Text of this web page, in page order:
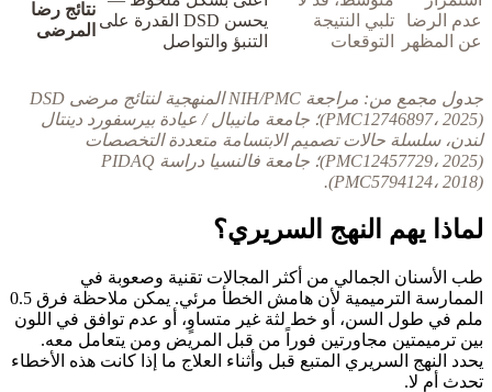
نتائج رضا
المرضى
يحسن DSD القدرة على
التنبؤ والتواصل
تلبي النتيجة
التوقعات
عدم الرضا
عن المظهر
جدول مجمع من: مراجعة NIH/PMC المنهجية لنتائج مرضى DSD
(PMC12746897، 2025)؛ جامعة مانيبال / عيادة بيرسفورد دينتال
لندن، سلسلة حالات تصميم الابتسامة متعددة التخصصات
(PMC12457729، 2025)؛ جامعة فالنسيا دراسة PIDAQ
(PMC5794124، 2018).
لماذا يهم النهج السريري؟
طب الأسنان الجمالي من أكثر المجالات تقنية وصعوبة في
الممارسة الترميمية لأن هامش الخطأ مرئي. يمكن ملاحظة فرق 0.5
ملم في طول السن، أو خط لثة غير متساوٍ، أو عدم توافق في اللون
بين ترميمتين مجاورتين فوراً من قبل المريض ومن يتعامل معه.
يحدد النهج السريري المتبع قبل وأثناء العلاج ما إذا كانت هذه الأخطاء
تحدث أم لا.